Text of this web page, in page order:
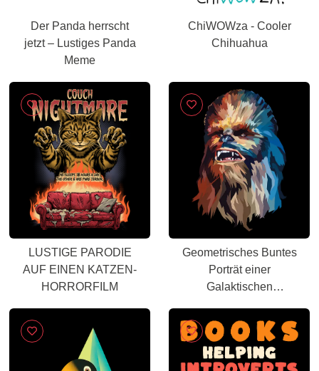
Der Panda herrscht
jetzt – Lustiges Panda
Meme
ChiWOWza - Cooler
Chihuahua
LUSTIGE PARODIE
AUF EINEN KATZEN-
HORRORFILM
Geometrisches Buntes
Porträt einer
Galaktischen